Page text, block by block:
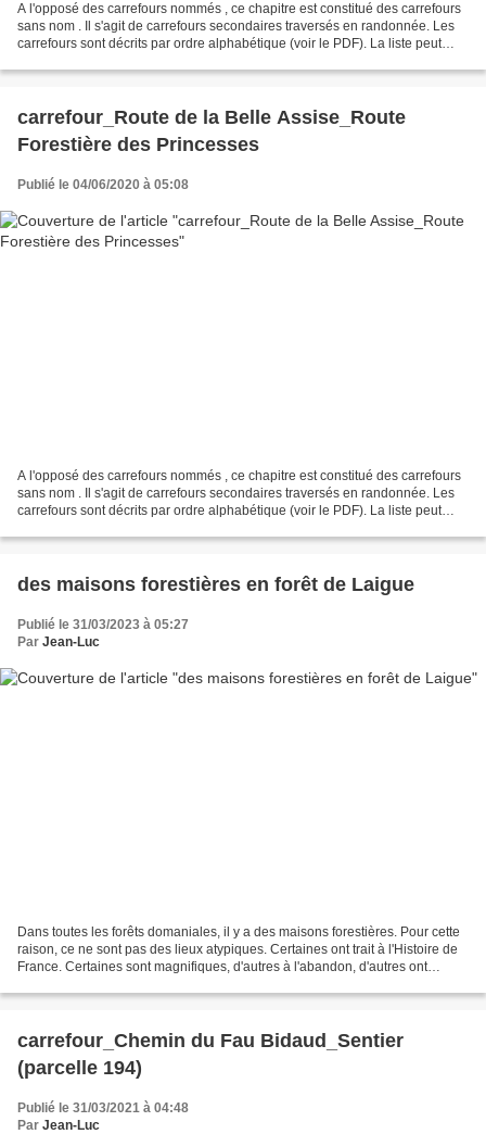
A l'opposé des carrefours nommés , ce chapitre est constitué des carrefours
sans nom . Il s'agit de carrefours secondaires traversés en randonnée. Les
carrefours sont décrits par ordre alphabétique (voir le PDF). La liste peut
carrefour_Route de la Belle Assise_Route
Forestière des Princesses
Publié le 04/06/2020 à 05:08
A l'opposé des carrefours nommés , ce chapitre est constitué des carrefours
sans nom . Il s'agit de carrefours secondaires traversés en randonnée. Les
carrefours sont décrits par ordre alphabétique (voir le PDF). La liste peut
des maisons forestières en forêt de Laigue
Publié le 31/03/2023 à 05:27
Par Jean-Luc
Dans toutes les forêts domaniales, il y a des maisons forestières. Pour cette
raison, ce ne sont pas des lieux atypiques. Certaines ont trait à l'Histoire de
France. Certaines sont magnifiques, d'autres à l'abandon, d'autres ont
carrefour_Chemin du Fau Bidaud_Sentier
(parcelle 194)
Publié le 31/03/2021 à 04:48
Par Jean-Luc